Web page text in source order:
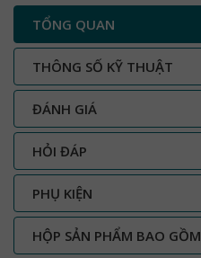
TỔNG QUAN
THÔNG SỐ KỸ THUẬT
ĐÁNH GIÁ
HỎI ĐÁP
PHỤ KIỆN
HỘP SẢN PHẨM BAO GỒM